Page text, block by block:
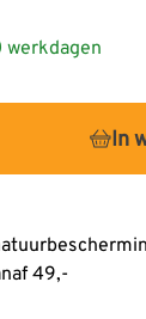
werkdagen
In
49,-